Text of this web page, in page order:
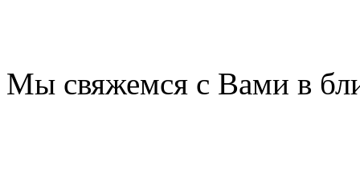
Мы свяжемся с Вами в